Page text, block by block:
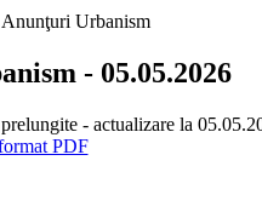
Anunţuri Urbanism
- 05.05.2026
- actualizare la
PDF